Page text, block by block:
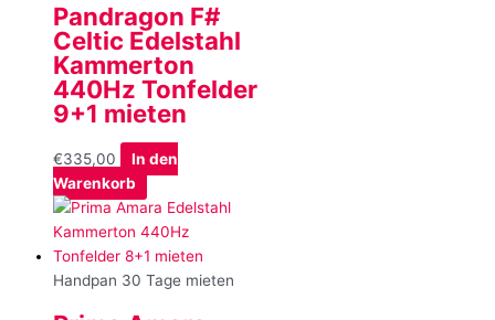
Pandragon F#
Celtic Edelstahl
Kammerton
440Hz Tonfelder
9+1 mieten
€335,00
In den
Warenkorb
Handpan 30 Tage mieten